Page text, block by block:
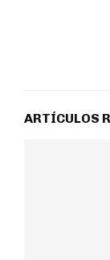
ARTÍCULOS